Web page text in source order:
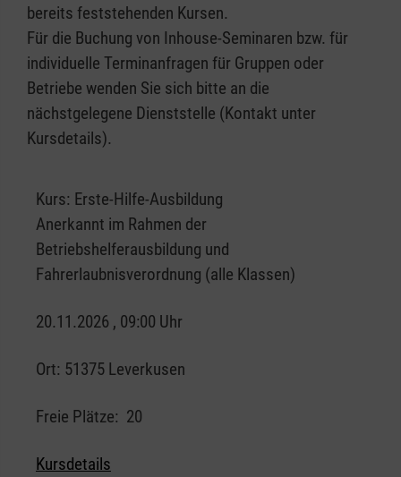
bereits feststehenden Kursen.
Für die Buchung von Inhouse-Seminaren bzw. für
individuelle Terminanfragen für Gruppen oder
Betriebe wenden Sie sich bitte an die
nächstgelegene Dienststelle (Kontakt unter
Kursdetails).
Kurs: Erste-Hilfe-Ausbildung
Anerkannt im Rahmen der
Betriebshelferausbildung und
Fahrerlaubnisverordnung (alle Klassen)
20.11.2026 , 09:00 Uhr
Ort: 51375 Leverkusen
Freie Plätze: 20
Kursdetails